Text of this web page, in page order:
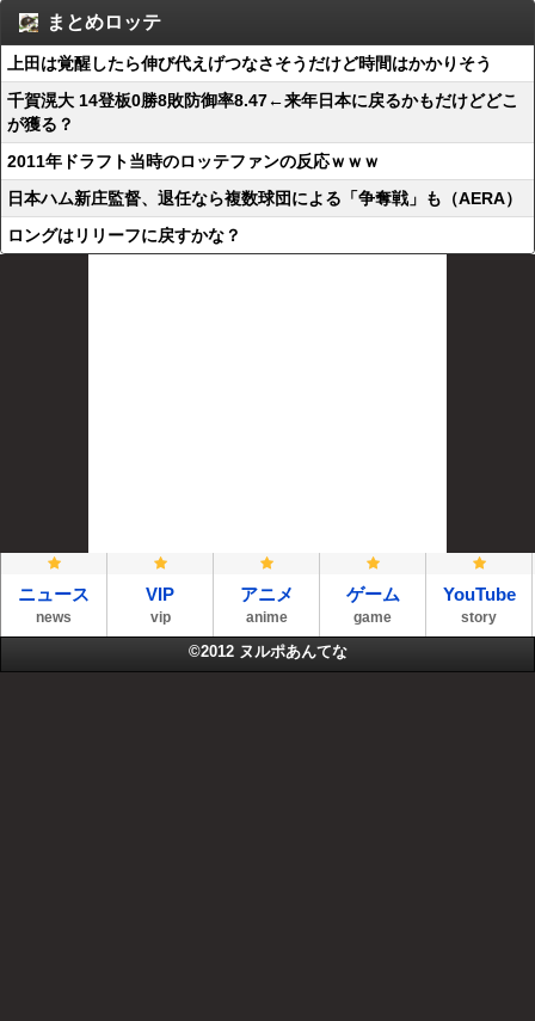
まとめロッテ
上田は覚醒したら伸び代えげつなさそうだけど時間はかかりそう
千賀滉大 14登板0勝8敗防御率8.47←来年日本に戻るかもだけどどこ
が獲る？
2011年ドラフト当時のロッテファンの反応ｗｗｗ
日本ハム新庄監督、退任なら複数球団による「争奪戦」も（AERA）
ロングはリリーフに戻すかな？
ニュース
news
VIP
vip
アニメ
anime
ゲーム
game
YouTube
story
©2012 ヌルポあんてな